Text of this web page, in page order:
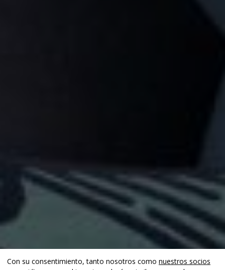
Con su consentimiento, tanto nosotros como nuestros socios